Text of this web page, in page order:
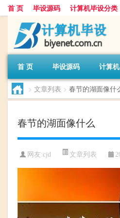
首 页 毕设源码 计算机毕设分类
首 页 毕设源码 计算
> 文章列表 > 春节的湖面像什
春节的湖面像什么
网友:cjd 文章列表